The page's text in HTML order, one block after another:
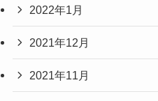
2022年1月
2021年12月
2021年11月